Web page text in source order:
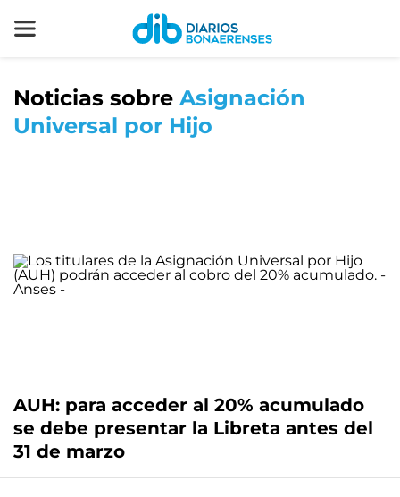
Noticias sobre Asignación
Universal por Hijo
AUH: para acceder al 20% acumulado
se debe presentar la Libreta antes del
31 de marzo